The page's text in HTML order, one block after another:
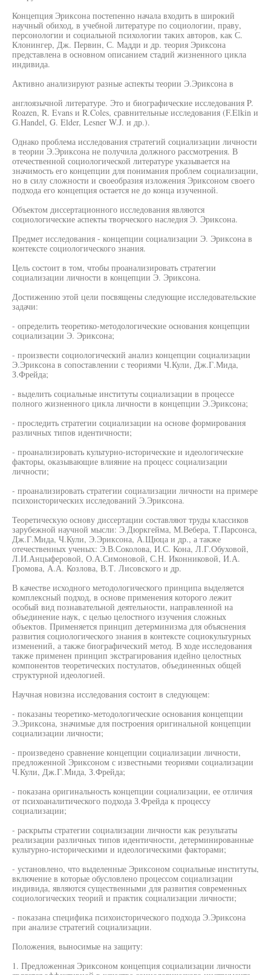
Концепция Эриксона постепенно начала входить в широкий
научный обиход, в учебной литературе по социологии, праву,
персонологии и социальной психологии таких авторов, как С.
Клонингер, Дж. Первин, С. Мадди и др. теория Эриксона
представлена в основном описанием стадий жизненного цикла
индивида.
Активно анализируют разные аспекты теории Э.Эриксона в
англоязычной литературе. Это и биографические исследования P.
Roazen, R. Evans и R.Coles, сравнительные исследования (F.Elkin и
G.Handel, G. Elder, Lesner W.J. и др.).
Однако проблема исследования стратегий социализации личности
в теории Э.Эриксона не получила должного рассмотрения. В
отечественной социологической литературе указывается на
значимость его концепции для понимания проблем социализации,
но в силу сложности и своеобразия изложения Эриксоном своего
подхода его концепция остается не до конца изученной.
Объектом диссертационного исследования являются
социологические аспекты творческого наследия Э. Эриксона.
Предмет исследования - концепции социализации Э. Эриксона в
контексте социологического знания.
Цель состоит в том, чтобы проанализировать стратегии
социализации личности в концепции Э. Эриксона.
Достижению этой цели посвящены следующие исследовательские
задачи:
- определить теоретико-методологические основания концепции
социализации Э. Эриксона;
- произвести социологический анализ концепции социализации
Э.Эриксона в сопоставлении с теориями Ч.Кули, Дж.Г.Мида,
З.Фрейда;
- выделить социальные институты социализации в процессе
полного жизненного цикла личности в концепции Э.Эриксона;
- проследить стратегии социализации на основе формирования
различных типов идентичности;
- проанализировать культурно-исторические и идеологические
факторы, оказывающие влияние на процесс социализации
личности;
- проанализировать стратегии социализации личности на примере
психоисторических исследований Э.Эриксона.
Теоретическую основу диссертации составляют труды классиков
зарубежной научной мысли: Э.Дюркгейма, М.Вебера, Т.Парсонса,
Дж.Г.Мида, Ч.Кули, Э.Эриксона, А.Щюца и др., а также
отечественных ученых: Э.В.Соколова, И.С. Кона, Л.Г.Обуховой,
Л.И.Анцыферовой, О.А.Симоновой, С.Н. Иконниковой, И.А.
Громова, А.А. Козлова, В.Т. Лисовского и др.
В качестве исходного методологического принципа выделяется
комплексный подход, в основе применения которого лежит
особый вид познавательной деятельности, направленной на
объединение наук, с целью целостного изучения сложных
объектов. Применяется принцип детерминизма для объяснения
развития социологического знания в контексте социокультурных
изменений, а также биографический метод. В ходе исследования
также применен принцип экстрагирования идейно целостных
компонентов теоретических постулатов, объединенных общей
структурной идеологией.
Научная новизна исследования состоит в следующем:
- показаны теоретико-методологические основания концепции
Э.Эриксона, значимые для построения оригинальной концепции
социализации личности;
- произведено сравнение концепции социализации личности,
предложенной Эриксоном с известными теориями социализации
Ч.Кули, Дж.Г.Мида, З.Фрейда;
- показана оригинальность концепции социализации, ее отличия
от психоаналитического подхода З.Фрейда к процессу
социализации;
- раскрыты стратегии социализации личности как результаты
реализации различных типов идентичности, детерминированные
культурно-историческими и идеологическими факторами;
- установлено, что выделенные Эриксоном социальные институты,
включение в которые обусловлено процессом социализации
индивида, являются существенными для развития современных
социологических теорий и практик социализации личности;
- показана специфика психоисторического подхода Э.Эриксона
при анализе стратегий социализации.
Положения, выносимые на защиту:
1. Предложенная Эриксоном концепция социализации личности